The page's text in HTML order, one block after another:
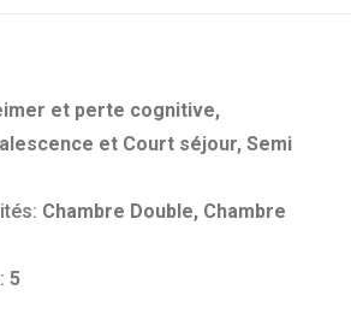
et perte cognitive,
et Court séjour, Semi
Chambre Double, Chambre
5